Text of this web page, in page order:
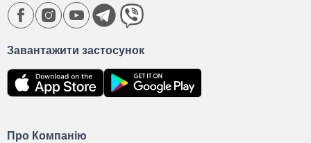
Про Компанію
Завантажити застосунок